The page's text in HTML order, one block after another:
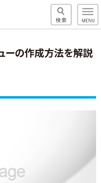
ーの作成方法を解説